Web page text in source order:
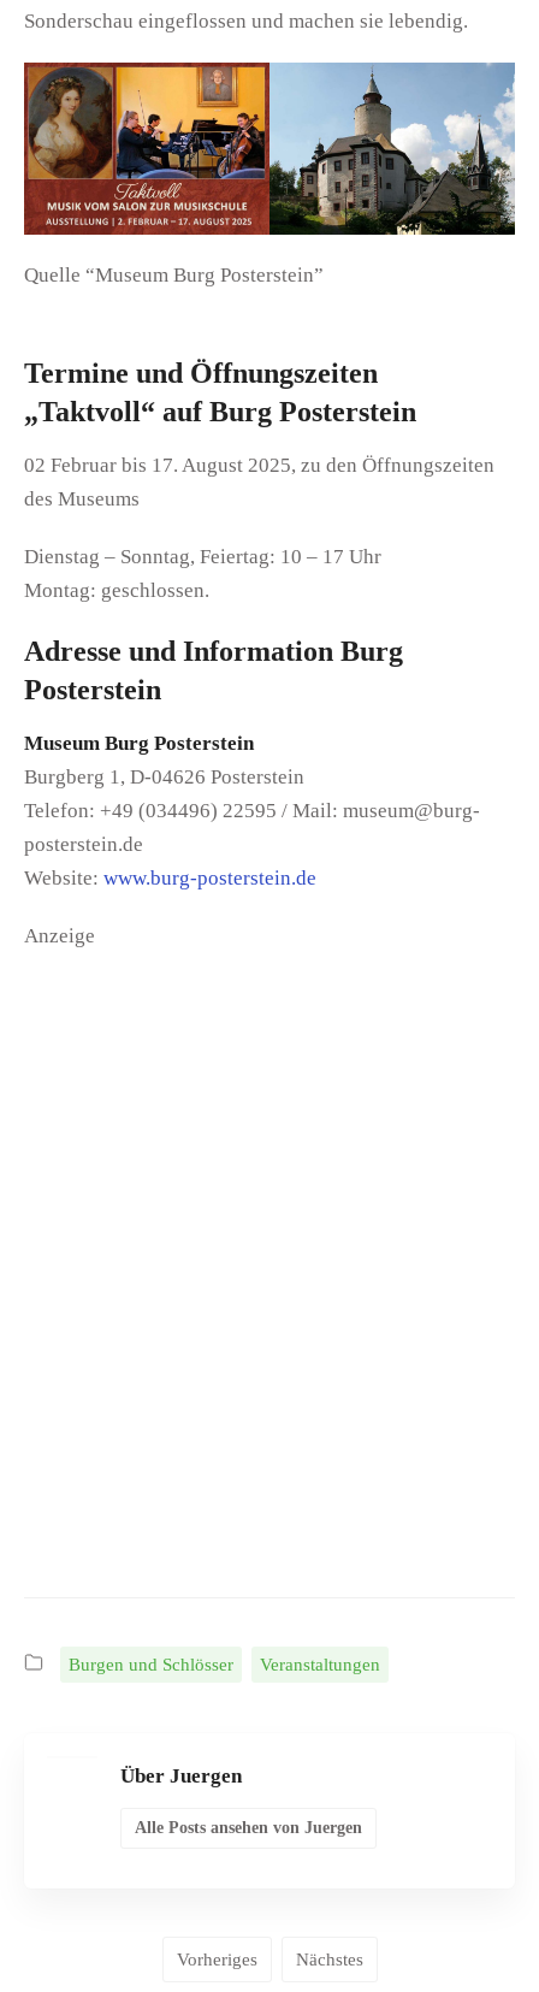
Sonderschau eingeflossen und machen sie lebendig.
Quelle “Museum Burg Posterstein”
Termine und Öffnungszeiten
„Taktvoll“ auf Burg Posterstein
02 Februar bis 17. August 2025, zu den Öffnungszeiten
des Museums
Dienstag – Sonntag, Feiertag: 10 – 17 Uhr
Montag: geschlossen.
Adresse und Information Burg
Posterstein
Museum Burg Posterstein
Burgberg 1, D-04626 Posterstein
Telefon: +49 (034496) 22595 / Mail: museum@burg-
posterstein.de
Website: www.burg-posterstein.de
Anzeige
Burgen und Schlösser Veranstaltungen
Über Juergen
Alle Posts ansehen von Juergen
Vorheriges Nächstes